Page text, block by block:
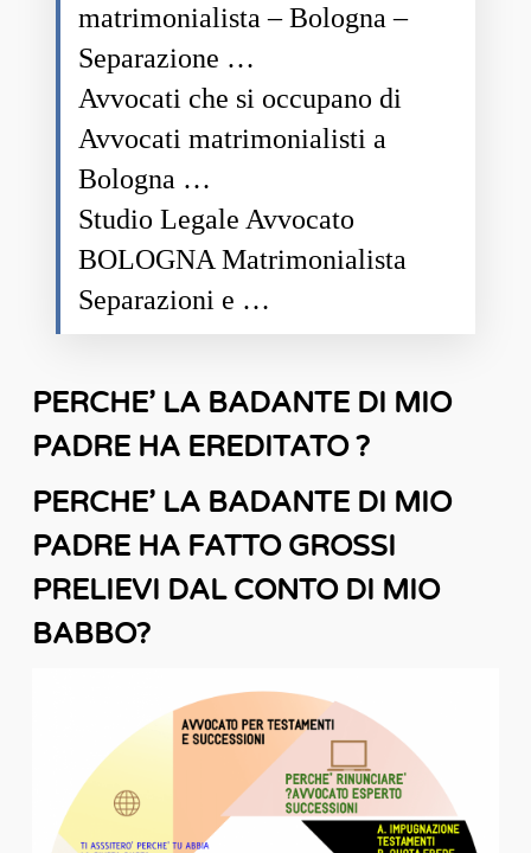
matrimonialista – Bologna –
Separazione …
Avvocati che si occupano di
Avvocati matrimonialisti a
Bologna …
Studio Legale Avvocato
BOLOGNA Matrimonialista
Separazioni e …
PERCHE’ LA BADANTE DI MIO
PADRE HA EREDITATO ?
PERCHE’ LA BADANTE DI MIO
PADRE HA FATTO GROSSI
PRELIEVI DAL CONTO DI MIO
BABBO?